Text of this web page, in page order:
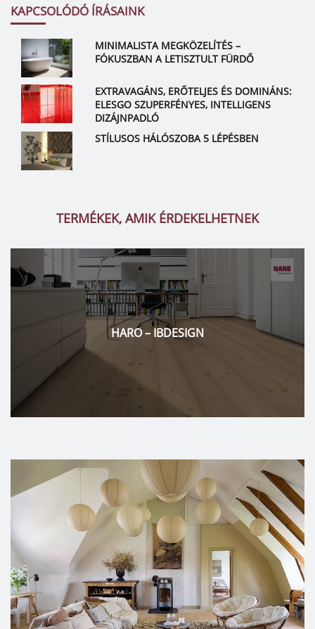
KAPCSOLÓDÓ ÍRÁSAINK
MINIMALISTA MEGKÖZELÍTÉS –
FÓKUSZBAN A LETISZTULT FÜRDŐ
EXTRAVAGÁNS, ERŐTELJES ÉS DOMINÁNS:
ELESGO SZUPERFÉNYES, INTELLIGENS
DIZÁJNPADLÓ
STÍLUSOS HÁLÓSZOBA 5 LÉPÉSBEN
TERMÉKEK, AMIK ÉRDEKELHETNEK
RICHARD LE DROFF – SZABÓ KANDALLÓ